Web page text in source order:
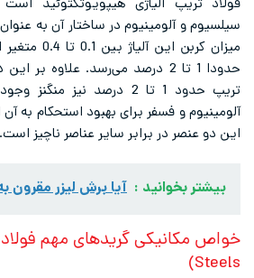
فولاد تریپ آلیاژی هیپویوتکتوئید است
سیلسیوم و آلومینیوم در ساختار آن به
میزان کربن
حدودا 1 تا 2 درصد می‌رسد. علاوه
تریپ حدود 1 تا 2 درصد نیز
آلومینیوم و فسفر برای بهبود استحکام به
این دو عنصر در برابر سایر عناصر ناچیز است.
بیشتر بخوانید : آیا برش لیزر مقرون
Steels)